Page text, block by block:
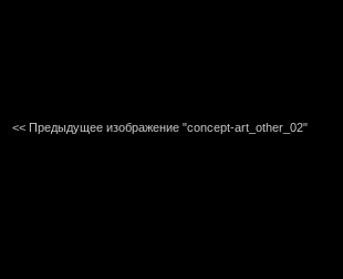
<< Предыдущее изображение "concept-art_other_02"